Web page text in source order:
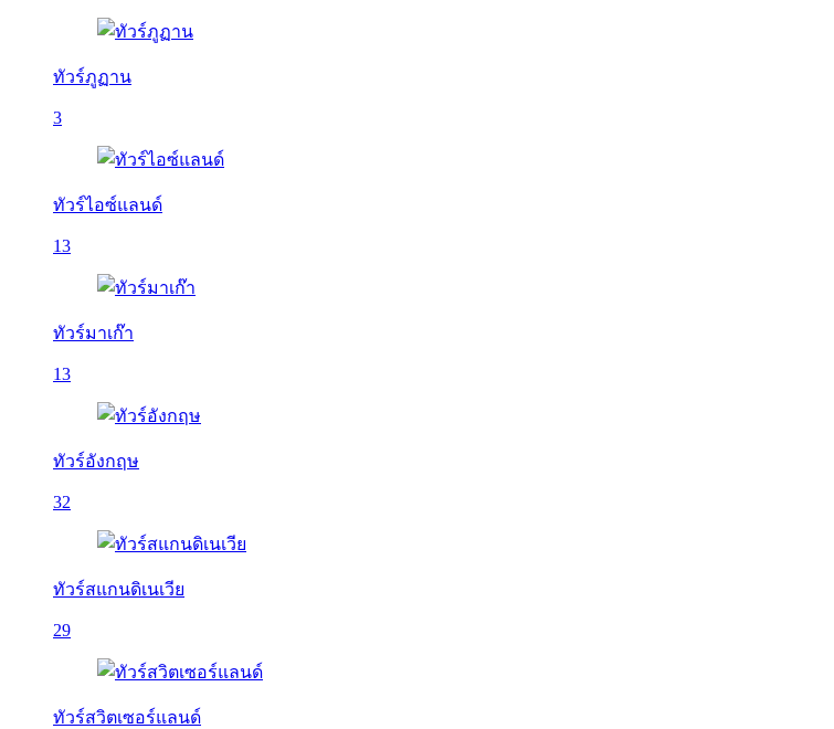
ทัวร์ภูฏาน
3
ทัวร์ไอซ์แลนด์
13
ทัวร์มาเก๊า
13
ทัวร์อังกฤษ
32
ทัวร์สแกนดิเนเวีย
29
ทัวร์สวิตเซอร์แลนด์